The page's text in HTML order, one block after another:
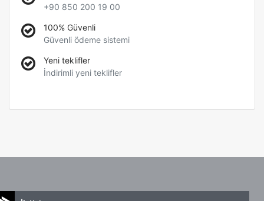
+90 850 200 19 00
100% Güvenli
Güvenli ödeme sistemi
Yeni teklifler
İndirimli yeni teklifler